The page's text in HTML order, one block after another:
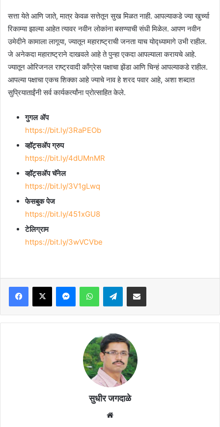
सत्ता येते आणि जाते, मात्र केवळ सत्तेतून सुख मिळत नाही. आपल्याकडे ज्या खुर्च्या
रिकाम्या झाल्या आहेत त्यावर नवीन लोकांना बसण्याची संधी मिळेल. आपण नवीन
उमेदीने कामाला लागूया, ज्यातून महाराष्ट्राची जनता याच योद्ध्यामागे उभी राहील.
जे अनेकदा महाराष्ट्राने दाखवले आहे ते पुन्हा एकदा आपल्याला करायचे आहे.
ज्यातून ओरिजनल राष्ट्रवादी काँग्रेस पक्षाचा झेंडा आणि चिन्हं आपल्याकडे राहील.
आपल्या पक्षाचा एकच शिक्का आहे ज्याचे नाव हे शरद पवार आहे, अशा शब्दात
सुप्रियाताईंनी सर्व कार्यकर्त्यांना प्रोत्साहित केले.
गुगल ॲप
https://bit.ly/3RaPEOb
व्हॉट्सॲप ग्रुप
https://bit.ly/4dUMnMR
व्हॉट्सॲप चॅनेल
https://bit.ly/3V1gLwq
फेसबुक पेज
https://bit.ly/451xGU8
टेलिग्राम
https://bit.ly/3wVCVbe
Facebook
X MessengerWhatsAppTelegramShare via Email
सुधीर जगदाळे